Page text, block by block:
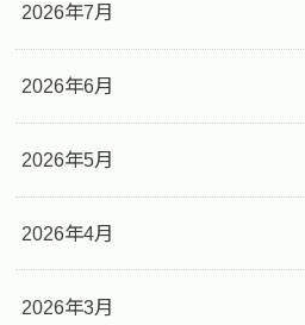
2026年7月
2026年6月
2026年5月
2026年4月
2026年3月